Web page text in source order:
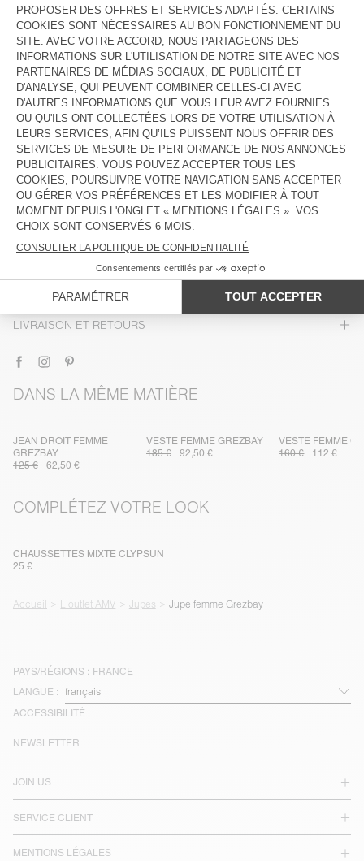
VOIR LA DISPONIBILITE EN MAGASIN
VOIR LE LOOK
DESCRIPTION
TAILLE ET COUPE
COMPOSITION
TRAÇABILITÉ
LIVRAISON ET RETOURS
DANS LA MÊME MATIÈRE
JEAN DROIT FEMME
GREZBAY
125 €
62,50 €
VESTE FEMME GREZBAY
185 €
92,50 €
VESTE FEMME
160 €
112 €
COMPLÉTEZ VOTRE LOOK
CHAUSSETTES MIXTE CLYPSUN
25 €
Accueil L'outlet AMV Jupes Jupe femme Grezbay
PAYS/RÉGIONS : FRANCE
LANGUE :
ACCESSIBILITÉ
JOIN US
SERVICE CLIENT
MENTIONS LÉGALES
NEWSLETTER